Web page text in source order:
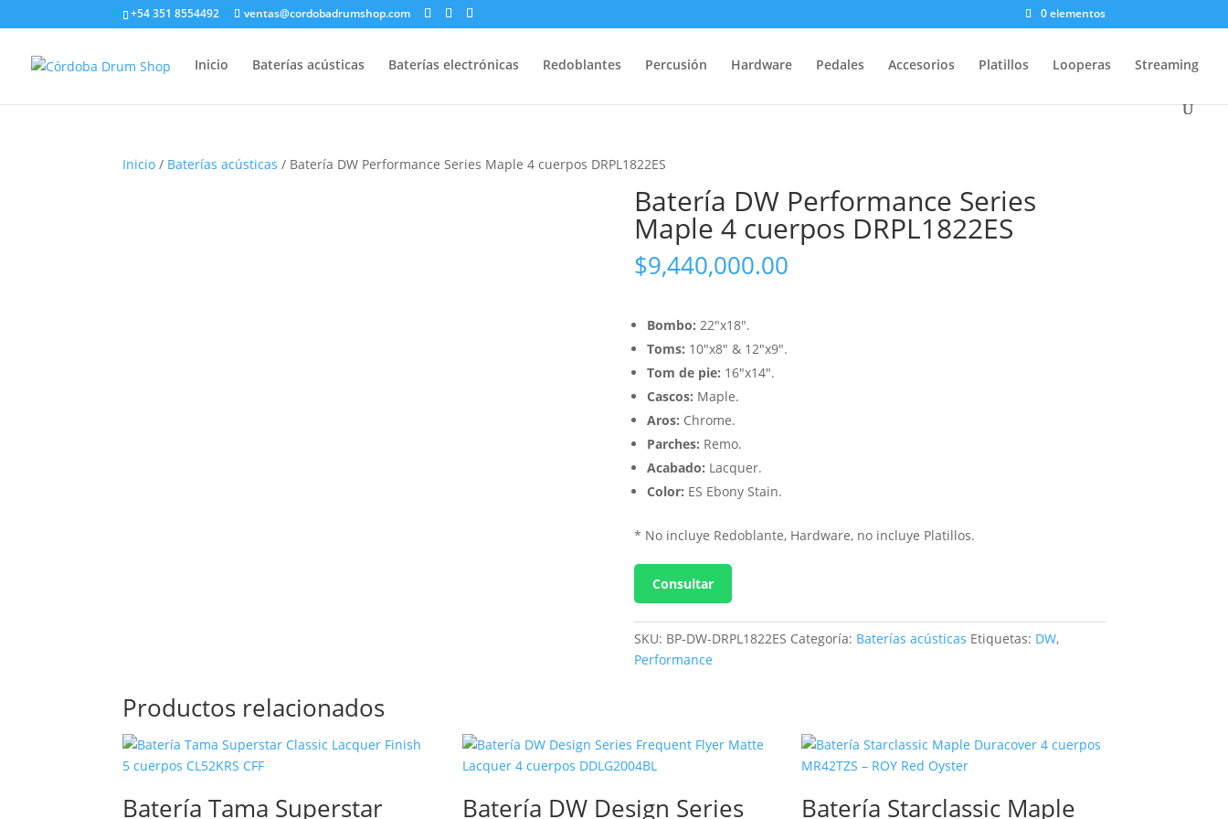
+54 351 8554492 ventas@cordobadrumshop.com 0 elementos
Inicio Baterías acústicas Baterías electrónicas Redoblantes Percusión Hardware Pedales Accesorios Platillos Looperas Streaming
Inicio / Baterías acústicas / Batería DW Performance Series Maple 4 cuerpos DRPL1822ES
Batería DW Performance Series
Maple 4 cuerpos DRPL1822ES
$9,440,000.00
Bombo: 22″x18″.
Toms: 10″x8″ & 12″x9″.
Tom de pie: 16″x14″.
Cascos: Maple.
Aros: Chrome.
Parches: Remo.
Acabado: Lacquer.
Color: ES Ebony Stain.
* No incluye Redoblante, Hardware, no incluye Platillos.
Consultar
SKU: BP-DW-DRPL1822ES Categoría: Baterías acústicas Etiquetas: DW,
Performance
Productos relacionados
Batería Tama Superstar Batería DW Design Series Batería Starclassic Maple